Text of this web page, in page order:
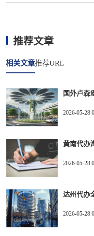
推荐文章
相关文章推荐URL
国外卢森
2026-05-28
黄南代办
2026-05-28
达州代办
2026-05-28